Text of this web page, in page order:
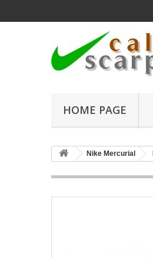
HOME PAGE
Nike Mercurial